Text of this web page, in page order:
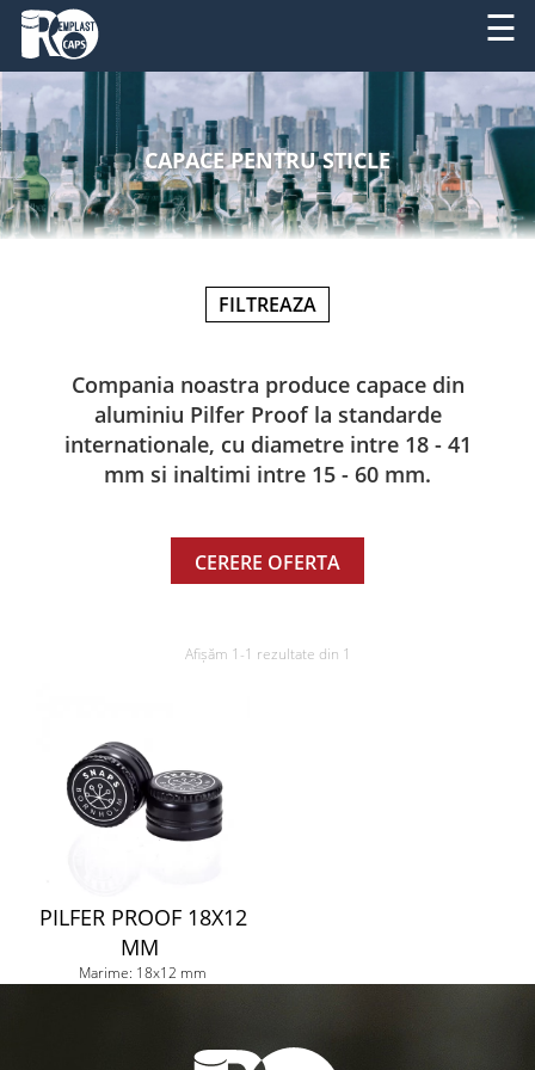
☰
RO
EN
DESPRE
NOI
PRODUSE
NOUTATI
CAPACE PENTRU STICLE
FILTREAZA
Compania noastra produce capace din
aluminiu Pilfer Proof la standarde
internationale, cu diametre intre 18 - 41
mm si inaltimi intre 15 - 60 mm.
CERERE OFERTA
Afișăm 1-1 rezultate din 1
PILFER PROOF 18X12
MM
Marime: 18x12 mm